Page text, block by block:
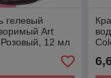
гелевый
Art
12 мл